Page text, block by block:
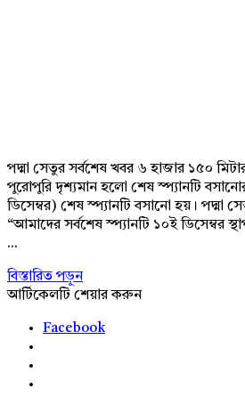
পদ্মা সেতুর সর্বশেষ খবর ৬ হাজার ১৫০ মিটার
পুরোপুরি দৃশ্যমান হলো শেষ স্প্যানটি
ডিসেম্বর) শেষ স্প্যানটি বসানো হয়। পদ্মা
“আমাদের সর্বশেষ স্প্যানটি ১০ই ডিসেম্বর
...
বিস্তারিত পড়ুন
আর্টিকেলটি শেয়ার করুন
Facebook